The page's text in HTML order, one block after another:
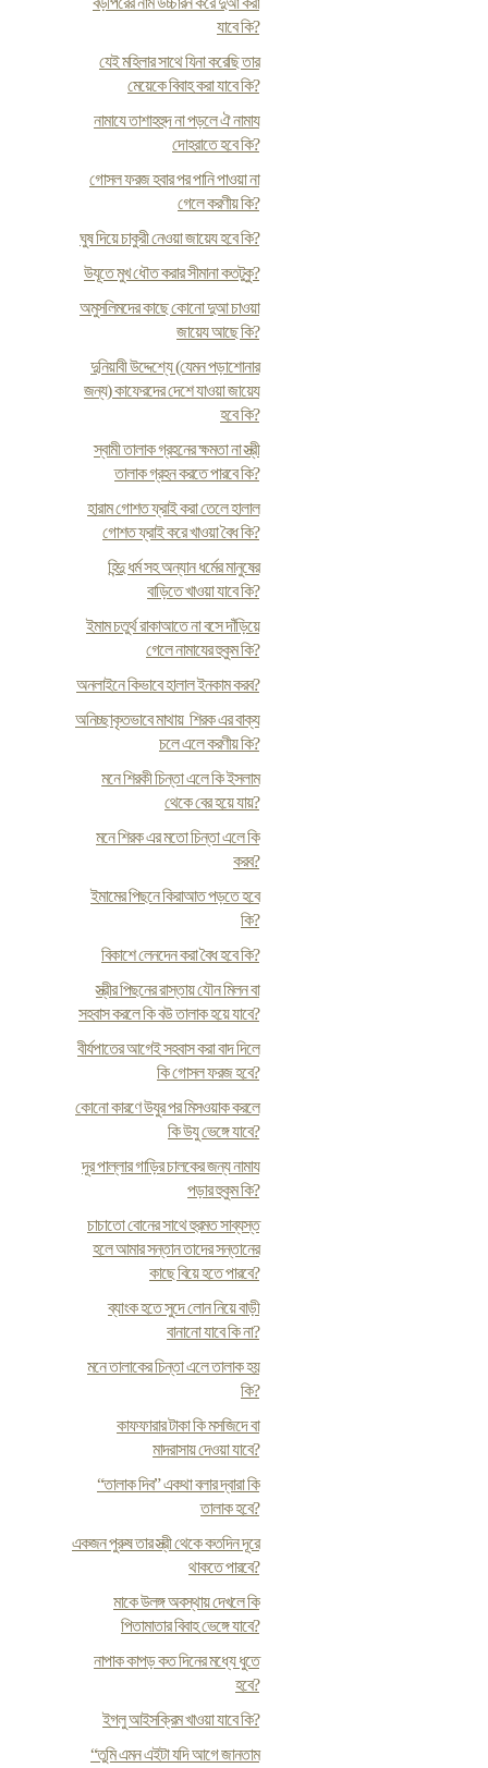
যাবে কি?
যেই মহিলার সাথে যিনা করেছি তার
মেয়েকে বিবাহ করা যাবে কি?
নামাযে তাশাহহুদ না পড়লে ঐ নামায
দোহরাতে হবে কি?
গোসল ফরজ হবার পর পানি পাওয়া না
গেলে করণীয় কি?
ঘুষ দিয়ে চাকুরী নেওয়া জায়েয হবে কি?
উযূতে মুখ ধৌত করার সীমানা কতটুকু?
অমুসলিমদের কাছে কোনো দুআ চাওয়া
জায়েয আছে কি?
দুনিয়াবী উদ্দেশ্যে (যেমন পড়াশোনার
জন্য) কাফেরদের দেশে যাওয়া জায়েয
হবে কি?
স্বামী তালাক গ্রহনের ক্ষমতা না স্ত্রী
তালাক গ্রহন করতে পারবে কি?
হারাম গোশত ফ্রাই করা তেলে হালাল
গোশত ফ্রাই করে খাওয়া বৈধ কি?
হিন্দু ধর্ম সহ অন্যান ধর্মের মানুষের
বাড়িতে খাওয়া যাবে কি?
ইমাম চতুর্থ রাকাআতে না বসে দাঁড়িয়ে
গেলে নামাযের হুকুম কি?
অনলাইনে কিভাবে হালাল ইনকাম করব?
অনিচ্ছাকৃতভাবে মাথায় শিরক এর বাক্য
চলে এলে করণীয় কি?
মনে শিরকী চিন্তা এলে কি ইসলাম
থেকে বের হয়ে যায়?
মনে শিরক এর মতো চিন্তা এলে কি
করব?
ইমামের পিছনে কিরাআত পড়তে হবে
কি?
বিকাশে লেনদেন করা বৈধ হবে কি?
স্ত্রীর পিছনের রাস্তায় যৌন মিলন বা
সহবাস করলে কি বউ তালাক হয়ে যাবে?
বীর্যপাতের আগেই সহবাস করা বাদ দিলে
কি গোসল ফরজ হবে?
কোনো কারণে উযুর পর মিসওয়াক করলে
কি উযু ভেঙ্গে যাবে?
দূর পাল্লার গাড়ির চালকের জন্য নামায
পড়ার হুকুম কি?
চাচাতো বোনের সাথে হুরমত সাব্যস্ত
হলে আমার সন্তান তাদের সন্তানের
কাছে বিয়ে হতে পারবে?
ব্যাংক হতে সুদে লোন নিয়ে বাড়ী
বানানো যাবে কি না?
মনে তালাকের চিন্তা এলে তালাক হয়
কি?
কাফফারার টাকা কি মসজিদে বা
মাদরাসায় দেওয়া যাবে?
“তালাক দিব” একথা বলার দ্বারা কি
তালাক হবে?
একজন পুরুষ তার স্ত্রী থেকে কতদিন দূরে
থাকতে পারবে?
মাকে উলঙ্গ অবস্থায় দেখলে কি
পিতামাতার বিবাহ ভেঙ্গে যাবে?
নাপাক কাপড় কত দিনের মধ্যে ধুতে
হবে?
ইগলু আইসক্রিম খাওয়া যাবে কি?
“তুমি এমন এইটা যদি আগে জানতাম